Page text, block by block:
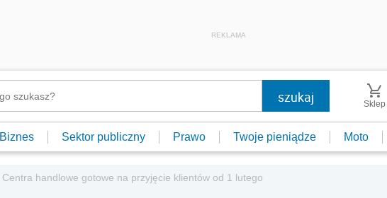
REKLAMA
Sklep
Biznes Sektor publiczny Prawo Twoje pieniądze Moto
Centra handlowe gotowe na przyjęcie klientów od 1 lutego